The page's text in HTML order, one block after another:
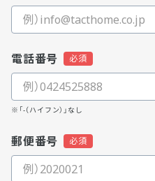
電話番号
※「-（ハイフン）」なし
郵便番号